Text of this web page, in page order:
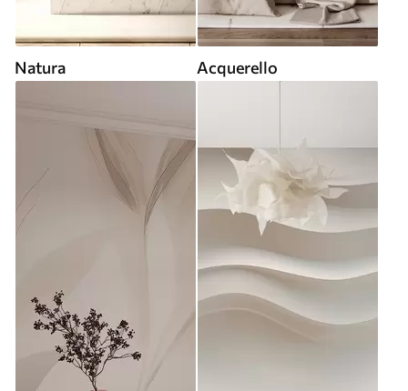
Natura Acquerello